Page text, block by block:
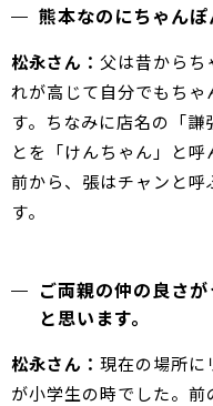
熊本なのにちゃんぽ
松永さん： 父は昔からち
れが高じて自分でもち
す。ちなみに店名の「
とを「けんちゃん」と
前から、張はチャンと
す。
ご両親の仲の良さ
と思います。
松永さん： 現在の場所に
が小学生の時でした。